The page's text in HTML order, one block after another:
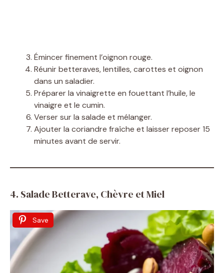
Émincer finement l’oignon rouge.
Réunir betteraves, lentilles, carottes et oignon
dans un saladier.
Préparer la vinaigrette en fouettant l’huile, le
vinaigre et le cumin.
Verser sur la salade et mélanger.
Ajouter la coriandre fraîche et laisser reposer 15
minutes avant de servir.
4. Salade Betterave, Chèvre et Miel
Save